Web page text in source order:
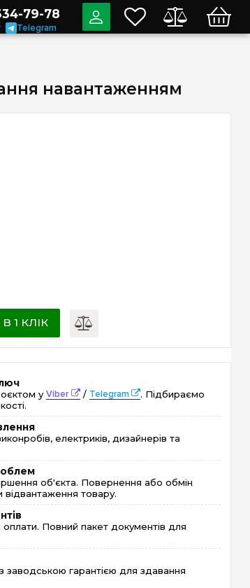
навантаженням
1 КЛІК
уViber / Telegram
. Підбираємо
електриків, дизайнерів та
об'єкта. Повернення або обмін
товару.
Повний пакет документів для
заводською гарантією для здавання
79-78
Telegram